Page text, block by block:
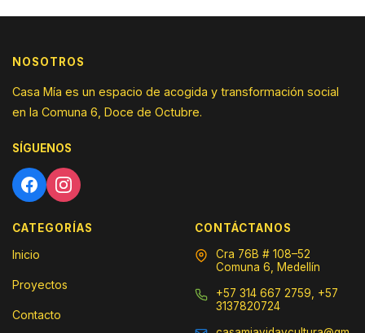
NOSOTROS
Casa Mía es un espacio de acogida y transformación social
en la Comuna 6, Doce de Octubre.
SÍGUENOS
CATEGORÍAS
Inicio
Proyectos
Contacto
CONTÁCTANOS
Cra 76B # 108–52
Comuna 6, Medellín
+57 314 667 2759, +57
3137820724